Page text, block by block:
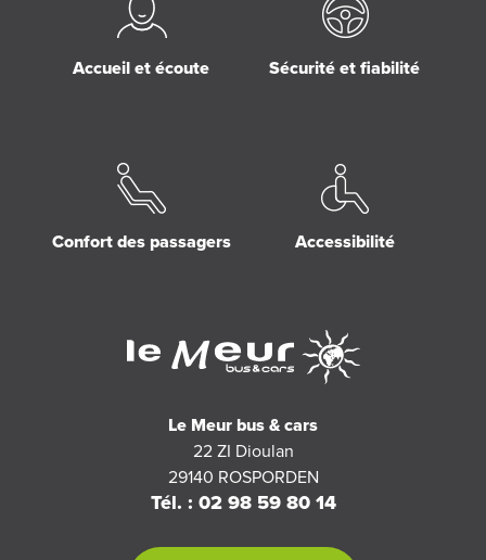
Accueil et écoute Sécurité et fiabilité
Confort des passagers Accessibilité
Le Meur bus & cars
22 ZI Dioulan
29140 ROSPORDEN
Tél. : 02 98 59 80 14